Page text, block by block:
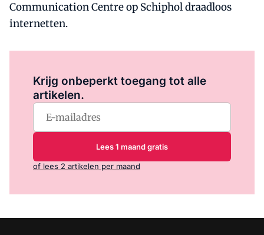
Communication Centre op Schiphol draadloos
internetten.
Krijg onbeperkt toegang tot alle
artikelen.
Lees 1 maand gratis
of lees 2 artikelen per maand